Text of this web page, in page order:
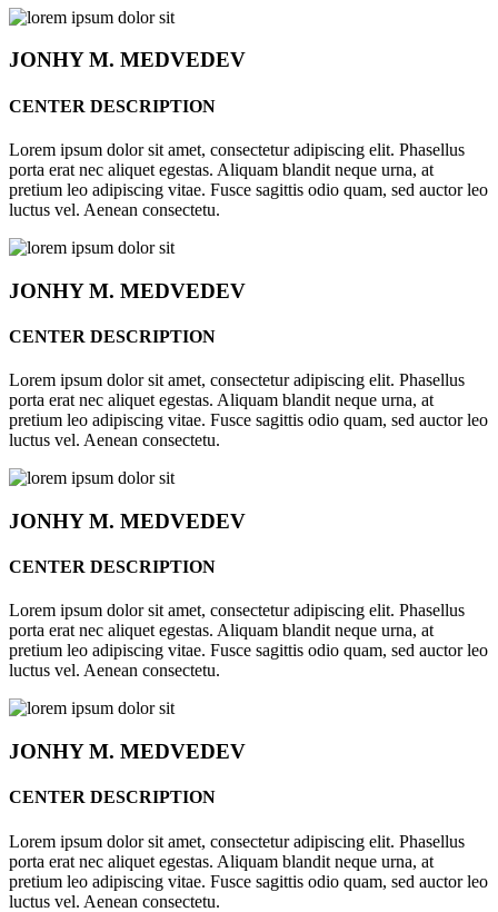
JONHYM. MEDVEDEV
CENTER DESCRIPTION
Lorem ipsum dolor sit amet, consectetur adipiscing elit. Phasellus
porta erat nec aliquet egestas. Aliquam blandit neque urna, at
pretium leo adipiscing vitae. Fusce sagittis odio quam, sed auctor leo
luctus vel. Aenean consectetu.
JONHYM. MEDVEDEV
CENTER DESCRIPTION
Lorem ipsum dolor sit amet, consectetur adipiscing elit. Phasellus
porta erat nec aliquet egestas. Aliquam blandit neque urna, at
pretium leo adipiscing vitae. Fusce sagittis odio quam, sed auctor leo
luctus vel. Aenean consectetu.
JONHYM. MEDVEDEV
CENTER DESCRIPTION
Lorem ipsum dolor sit amet, consectetur adipiscing elit. Phasellus
porta erat nec aliquet egestas. Aliquam blandit neque urna, at
pretium leo adipiscing vitae. Fusce sagittis odio quam, sed auctor leo
luctus vel. Aenean consectetu.
JONHYM. MEDVEDEV
CENTER DESCRIPTION
Lorem ipsum dolor sit amet, consectetur adipiscing elit. Phasellus
porta erat nec aliquet egestas. Aliquam blandit neque urna, at
pretium leo adipiscing vitae. Fusce sagittis odio quam, sed auctor leo
luctus vel. Aenean consectetu.